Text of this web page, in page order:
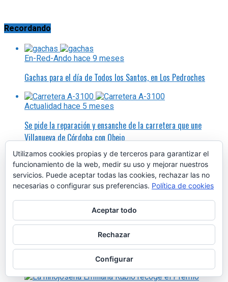
Recordando
En-Red-Ando hace 9 meses
Gachas para el día de Todos los Santos, en Los Pedroches
Actualidad hace 5 meses
Se pide la reparación y ensanche de la carretera que une
Villanueva de Córdoba con Obejo
Actualidadhace 9 meses
Confinadas las aves de cría en Alcaracejos y Pozoblanco para
evitar la propagación de la influenza aviar
En-Red-Andohace 9 meses
Tengamos en cuenta lo mejor de 2026, los días festivos por
Utilizamos cookies propias y de terceros para garantizar el
funcionamiento de la web, medir su uso y mejorar nuestros
servicios. Puede aceptar todas las cookies, rechazar las no
necesarias o configurar sus preferencias. Política de cookies
Aceptar todo
Rechazar
Configurar